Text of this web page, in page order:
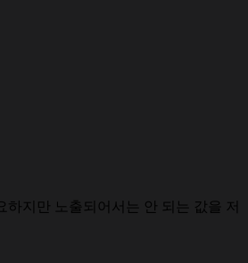
하지만 노출되어서는 안 되는 값을 저